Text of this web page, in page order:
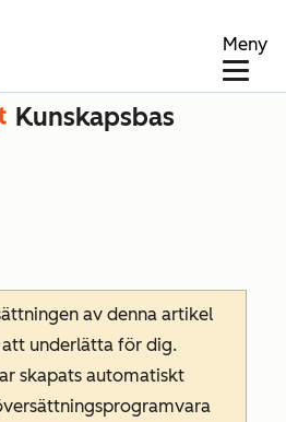
Meny
Kunskapsbas
av denna artikel
underlätta för dig.
skapats automatiskt